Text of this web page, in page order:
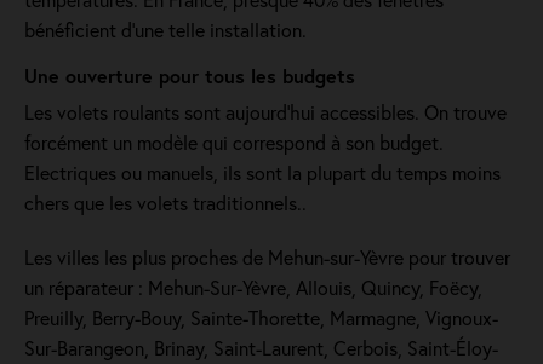
bénéficient d'une telle installation.
Une ouverture pour tous les budgets
Les volets roulants sont aujourd'hui accessibles. On trouve
forcément un modèle qui correspond à son budget.
Electriques ou manuels, ils sont la plupart du temps moins
chers que les volets traditionnels..
Les villes les plus proches de Mehun-sur-Yèvre pour trouver
un réparateur : Mehun-Sur-Yèvre, Allouis, Quincy, Foëcy,
Preuilly, Berry-Bouy, Sainte-Thorette, Marmagne, Vignoux-
Sur-Barangeon, Brinay, Saint-Laurent, Cerbois, Saint-Éloy-